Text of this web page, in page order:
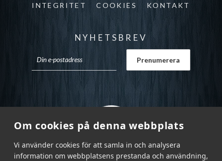
Om cookies på denna webbplats
Vi använder cookies för att samla in och analysera
information om webbplatsens prestanda och användning,
INTEGRITET COOKIES KONTAKT
NYHETSBREV